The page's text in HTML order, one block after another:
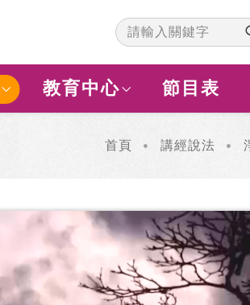
教育中心 節目表
首頁 講經說法